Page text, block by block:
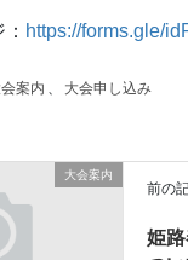
https://forms.gle/
案内 大会申し込み
大会案内
前の
姫